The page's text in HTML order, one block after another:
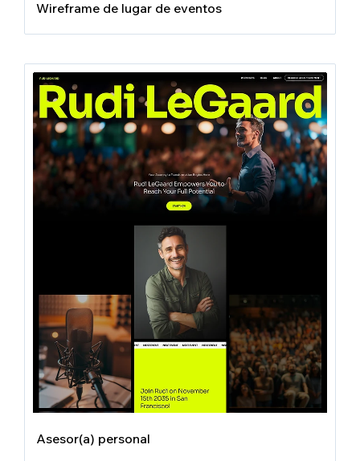
Wireframe de lugar de eventos
Asesor(a) personal